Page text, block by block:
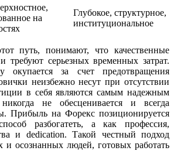
на
Глубокое, структурное,
институциональное
путь, понимают, что качественные
требуют серьезных временных затрат.
окупается за счет предотвращения
неизбежно несут при отсутствии
в себя являются самым надежным
не обесценивается и всегда
Прибыль на Форекс позиционируется
разбогатеть, а как профессия,
и dedication. Такой честный подход
и осознанных людей, готовых работать